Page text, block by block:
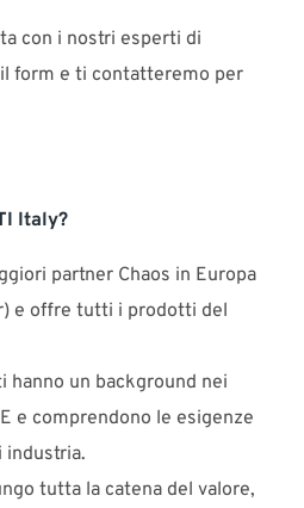
con i nostri esperti di
form e ti contatteremo per
Italy?
partner Chaos in Europa
e offre tutti i prodotti del
hanno un background nei
e comprendono le esigenze
industria.
tutta la catena del valore,